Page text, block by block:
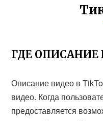
ГДЕ ОПИСАНИЕ
Описание видео в
видео. Когда
предоставляется